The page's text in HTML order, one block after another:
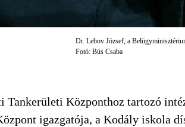
Dr. Lebov József, a
Fotó: Bús Csaba
Tankerületi Központhoz tartozó
igazgatója, a Kodály iskola